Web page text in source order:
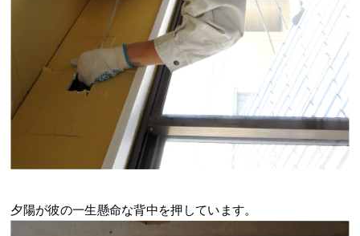
夕陽が彼の一生懸命な背中を押しています。